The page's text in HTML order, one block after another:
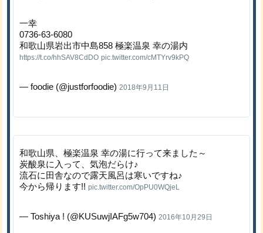
一幸
0736-63-6080
和歌山県岩出市中島858 極楽温泉 幸の湯内
https://t.co/hhSAV8CdDO pic.twitter.com/cMTYrv9kPQ
— foodie (@justforfoodie) 2018年9月11日
和歌山県、極楽温泉 幸の湯に行って来ました～
炭酸泉に入って、気泡だらけ♪
流石に田舎なので露天風呂は寒いですね♪
今から帰ります!!pic.twitter.com/OpPU0WQjeL
— Toshiya ! (@KUSuwjIAFg5w704) 2016年10月29日